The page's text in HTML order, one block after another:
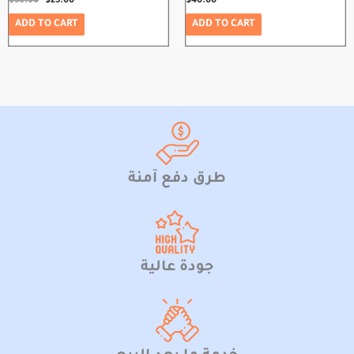
ADD TO CART ADD TO CART
طرق دفع آمنة
جودة عالية